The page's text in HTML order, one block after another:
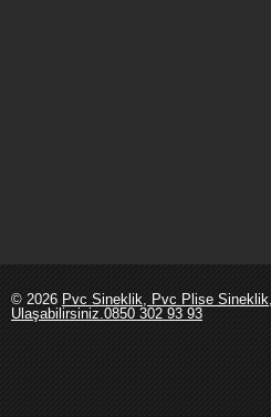
© 2026 Pvc Sineklik, Pvc Plise
Ulaşabilirsiniz.0850 302 93 93